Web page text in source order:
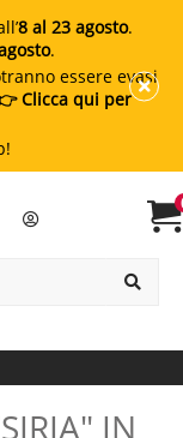
8 al 23 agosto.
.
essere evasi
Clicca qui per